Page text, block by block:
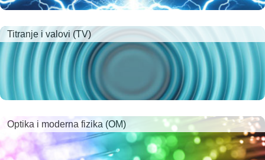
Titranje i valovi (TV)
Optika i moderna fizika (OM)